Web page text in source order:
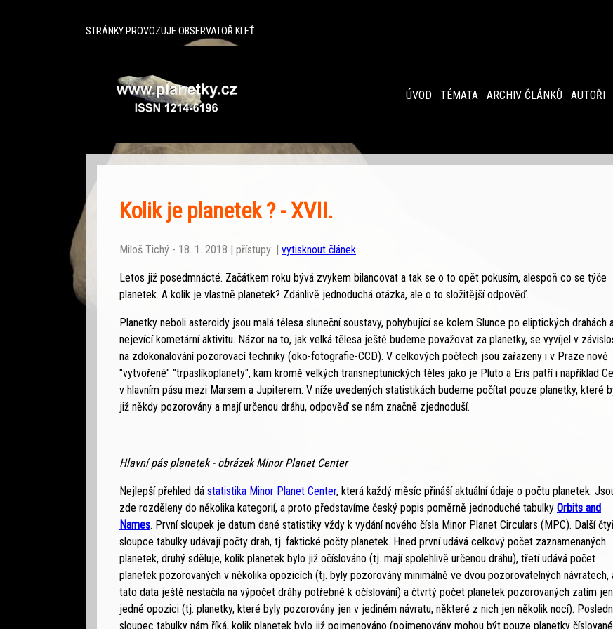
STRÁNKY PROVOZUJE OBSERVATOŘ KLEŤ
ÚVOD TÉMATA ARCHIV ČLÁNKŮ AUTOŘI
Kolik je planetek ? - XVII.
Miloš Tichý - 18. 1. 2018 | přístupy: | vytisknout článek
Letos již posedmnácté. Začátkem roku bývá zvykem bilancovat a tak se o to opět pokusím, alespoň co se týče
planetek. A kolik je vlastně planetek? Zdánlivě jednoduchá otázka, ale o to složitější odpověď.
Planetky neboli asteroidy jsou malá tělesa sluneční soustavy, pohybující se kolem Slunce po eliptických drahách
nejevící kometární aktivitu. Názor na to, jak velká tělesa ještě budeme považovat za planetky, se vyvíjel v
na zdokonalování pozorovací techniky (oko-fotografie-CCD). V celkových počtech jsou zařazeny i v Praze nově
"vytvořené" "trpaslíkoplanety", kam kromě velkých transneptunických těles jako je Pluto a Eris patří i například
v hlavním pásu mezi Marsem a Jupiterem. V níže uvedených statistikách budeme počítat pouze planetky, které
již někdy pozorovány a mají určenou dráhu, odpověď se nám značně zjednoduší.
Hlavní pás planetek - obrázek Minor Planet Center
Nejlepší přehled dá statistika Minor Planet Center, která každý měsíc přináší aktuální údaje o počtu planetek.
zde rozděleny do několika kategorií, a proto představíme český popis poměrně jednoduché tabulky Orbits and
Names. První sloupek je datum dané statistiky vždy k vydání nového čísla Minor Planet Circulars (MPC). Další
sloupce tabulky udávají počty drah, tj. faktické počty planetek. Hned první udává celkový počet zaznamenaných
planetek, druhý sděluje, kolik planetek bylo již očíslováno (tj. mají spolehlivě určenou dráhu), třetí udává počet
planetek pozorovaných v několika opozicích (tj. byly pozorovány minimálně ve dvou pozorovatelných návratech,
tato data ještě nestačila na výpočet dráhy potřebné k očíslování) a čtvrtý počet planetek pozorovaných zatím
jedné opozici (tj. planetky, které byly pozorovány jen v jediném návratu, některé z nich jen několik nocí).
sloupec tabulky nám říká, kolik planetek bylo již pojmenováno (pojmenovány mohou být pouze planetky